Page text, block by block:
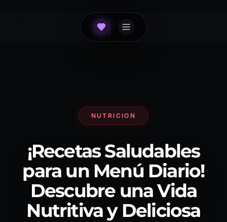
NUTRICION
¡Recetas Saludables
para un Menú Diario!
Descubre una Vida
Nutritiva y Deliciosa